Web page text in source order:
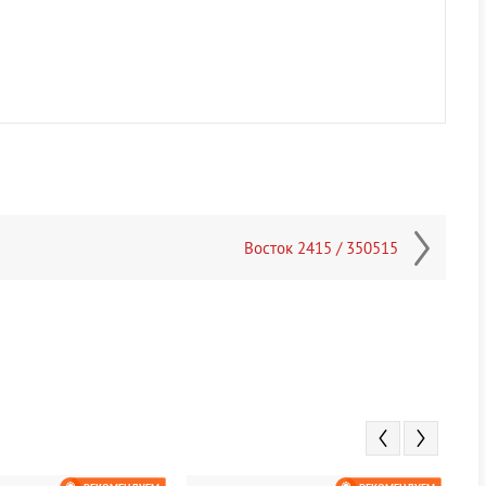
Восток 2415 / 350515